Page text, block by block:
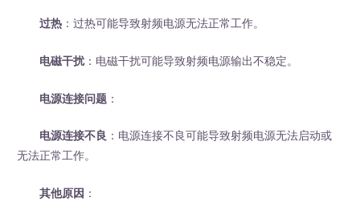
过热 ：过热可能导致射频电源无法正常工作。
电磁干扰：电磁干扰可能导致射频电源输出不稳定。
电源连接问题 ：
电源连接不良 ：电源连接不良可能导致射频电源无法启动或
无法正常工作。
其他原因 ：